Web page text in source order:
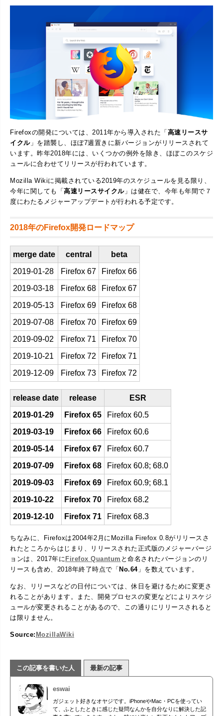
Firefoxの開発については、2011年から導入された「 高速リースサ
イクル」を踏襲し、ほぼ7週置きに新バージョンがリリースされて
います。昨年2018年には、いくつかの例外を除き、ほぼこのスケジ
ュールに合わせてリリースが行われています。
Mozilla Wikiに掲載されている2019年のスケジュールを見る限り、
今年に関しても「 高速リースサイクル」は健在で、今年も年間で７
度にわたるメジャーアップデートが行われる予定です。
2018年のFirefox開発ロードマップ
merge date central
beta
2019-01-28
Firefox 67
Firefox 66
2019-03-18
Firefox 68
Firefox 67
2019-05-13
Firefox 69
Firefox 68
2019-07-08
Firefox 70
Firefox 69
2019-09-02
Firefox 71
Firefox 70
2019-10-21
Firefox 72
Firefox 71
2019-12-09
Firefox 73 Firefox 72
release date release
ESR
2019-01-29
Firefox 65
Firefox 60.5
2019-03-19
Firefox 66
Firefox 60.6
2019-05-14
Firefox 67
Firefox 60.7
2019-07-09
Firefox 68
Firefox 60.8; 68.0
2019-09-03
Firefox 69
Firefox 60.9; 68.1
2019-10-22
Firefox 70
Firefox 68.2
2019-12-10
Firefox 71 Firefox 68.3
ちなみに、Firefoxは2004年2月にMozilla Firefox 0.8がリリースさ
れたところからはじまり、リリースされた正式版のメジャーバージ
ョンは、2017年に Firefox Quantum と命名されたバージョンのリ
リースも含め、2018年終了時点で「 No.64」を数えています。
なお、リリースなどの日付については、休日を避けるために変更さ
れることがあります。また、開発プロセスの変更などによりスケジ
ュールが変更されることがあるので、この通りにリリースされると
は限りません。
Source: MozillaWiki
この記事を書いた人 最新の記事
eswai
ガジェット好きなオヤジです。iPhoneやMac・PCを使ってい
て、ふとしたときに感じた疑問なんかを自分なりに解決した記